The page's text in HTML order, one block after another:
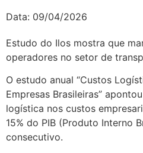
Data: 09/04/2026
Estudo do Ilos mostra que
operadores no setor de
O estudo anual “Custos
Empresas Brasileiras”
logística nos custos
15% do PIB (Produto Interno
consecutivo.